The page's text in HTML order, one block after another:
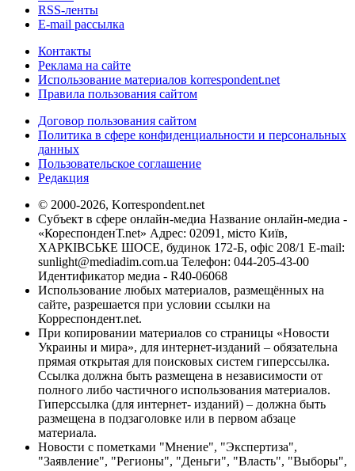
RSS-ленты
E-mail рассылка
Контакты
Реклама на сайте
Использование материалов korrespondent.net
Правила пользования сайтом
Договор пользования сайтом
Политика в сфере конфиденциальности и персональных
данных
Пользовательское соглашение
Редакция
© 2000-2026, Korrespondent.net
Субъект в сфере онлайн-медиа Название онлайн-медиа -
«КореспонденТ.net» Адрес: 02091, місто Київ,
ХАРКІВСЬКЕ ШОСЕ, будинок 172-Б, офіс 208/1 E-mail:
sunlight@mediadim.com.ua Телефон: 044-205-43-00
Идентификатор медиа - R40-06068
Использование любых материалов, размещённых на
сайте, разрешается при условии ссылки на
Корреспондент.net.
При копировании материалов со страницы «Новости
Украины и мира», для интернет-изданий – обязательна
прямая открытая для поисковых систем гиперссылка.
Ссылка должна быть размещена в независимости от
полного либо частичного использования материалов.
Гиперссылка (для интернет- изданий) – должна быть
размещена в подзаголовке или в первом абзаце
материала.
Новости с пометками "Мнение", "Экспертиза",
"Заявление", "Регионы", "Деньги", "Власть", "Выборы",